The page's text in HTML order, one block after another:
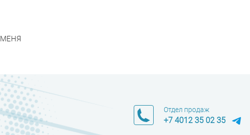
Отдел продаж
+7 4012 35 02 35